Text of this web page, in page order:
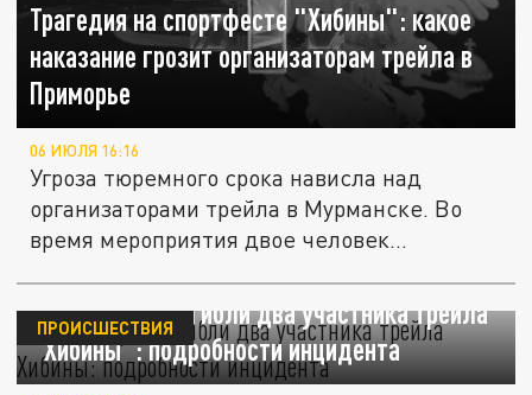
Трагедия на спортфесте "Хибины": какое
наказание грозит организаторам трейла в
Приморье
06 ИЮЛЯ 16:16
Угроза тюремного срока нависла над
организаторами трейла в Мурманске. Во
время мероприятия двое человек...
В Заполярье погибли два участника трейла
"Хибины": подробности инцидента
ПРОИСШЕСТВИЯ